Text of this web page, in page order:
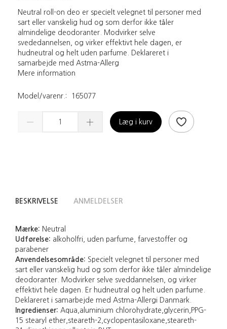
Neutral roll-on deo er specielt velegnet til personer med
sart eller vanskelig hud og som derfor ikke tåler
almindelige deodoranter. Modvirker selve
svededannelsen, og virker effektivt hele dagen, er
hudneutral og helt uden parfume. Deklareret i
samarbejde med Astma-Allerg
Mere information
Model/varenr.: 165077
Læg i kurv
BESKRIVELSE ANMELDELSER
Mærke: Neutral
Udførelse: alkoholfri, uden parfume, farvestoffer og
parabener
Anvendelsesområde: Specielt velegnet til personer med
sart eller vanskelig hud og som derfor ikke tåler almindelige
deodoranter. Modvirker selve sveddannelsen, og virker
effektivt hele dagen. Er hudneutral og helt uden parfume.
Deklareret i samarbejde med Astma-Allergi Danmark.
Ingredienser: Aqua,aluminium chlorohydrate,glycerin,PPG-
15 stearyl ether,steareth-2,cyclopentasiloxane,steareth-